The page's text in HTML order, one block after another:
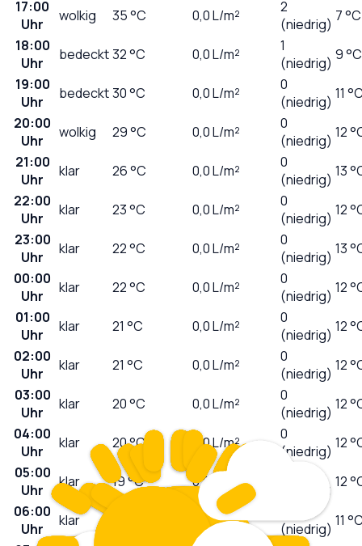
17:00
Uhr
wolkig 35°C 0,0L/m²
2
(niedrig) 7 °C
18:00
Uhr
bedeckt32°C 0,0L/m²
1
(niedrig) 9 °C
19:00
Uhr
bedeckt30°C 0,0L/m²
0
(niedrig) 11
20:00
Uhr
wolkig 29°C 0,0L/m²
0
(niedrig) 12
21:00
Uhr
klar 26°C 0,0L/m²
0
(niedrig) 13
22:00
Uhr
klar 23°C 0,0L/m²
0
(niedrig) 12
23:00
Uhr
klar 22°C 0,0L/m²
0
(niedrig) 13
00:00
Uhr
klar 22°C 0,0L/m²
0
(niedrig) 12
01:00
Uhr
klar 21 °C 0,0L/m²
0
(niedrig) 12
02:00
Uhr
klar 21 °C 0,0L/m²
0
(niedrig) 12
03:00
Uhr
klar 20°C 0,0L/m²
0
(niedrig) 12
04:00
Uhr
klar 20°C 0,0L/m²
0
(niedrig) 12
05:00
Uhr
klar 19°C 0,0 L/m²
(niedrig) 12
06:00
Uhr
klar 0,0L/m²
(niedrig) 11